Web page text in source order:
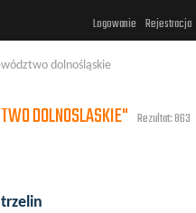
Logowanie Rejestracja
dolnośląskie
DOLNOSLASKIE" Rezultat: 863